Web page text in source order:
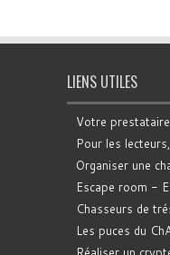
LIENS UTILES
Votre
Pour les
Organiser une
Escape room -
Chasseurs de
Les puces du